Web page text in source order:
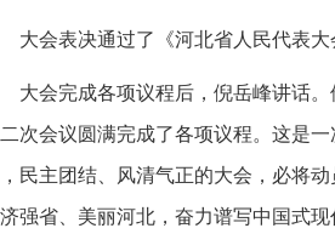
大会表决通过了《河北省人民代表
大会完成各项议程后，倪岳峰讲话
次会议圆满完成了各项议程。这是
民主团结、风清气正的大会，必将
强省、美丽河北，奋力谱写中国式现